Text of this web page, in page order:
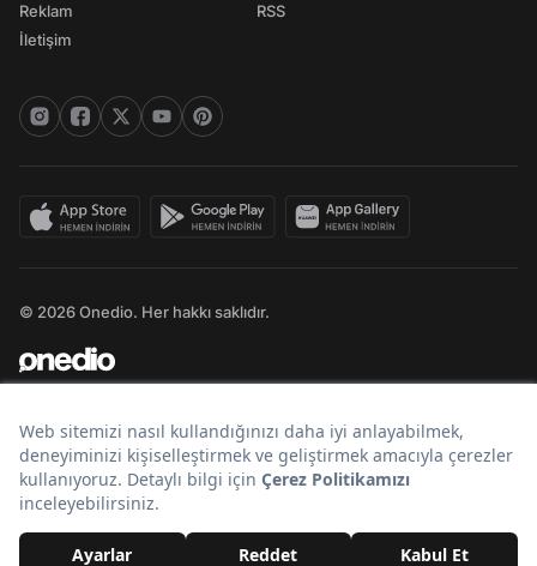
Reklam
İletişim
RSS
© 2026 Onedio. Her hakkı saklıdır.
Bir markasıdır.